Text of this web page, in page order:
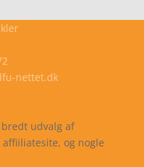
nettet.dk
udvalg af
og nogle